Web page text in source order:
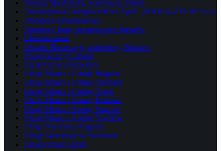
Tomasz Miodyński, weterynarz, Osiek
Towarzystwo Ubezpieczeń na Życie „POLISA-ŻYCIE” S.A.
Transport samochodowy
Transport, firmy transportowe Staszów
Ubezpieczenia
Urszula Ślusarczyk, diabetolog, Staszów
Urząd Gminy Łubnice
Urząd Gminy Rytwiany
Urząd Miasta i Gminy Bogoria
Urząd Miasta i Gminy Oleśnica
Urząd Miasta i Gminy Osiek
Urząd Miasta i Gminy Połaniec
Urząd Miasta i Gminy Staszów
Urząd Miasta i Gminy Szydłów
Urząd Pocztowy Bogoria
Urząd Skarbowy w Staszowie
Urzędy miast i gmin